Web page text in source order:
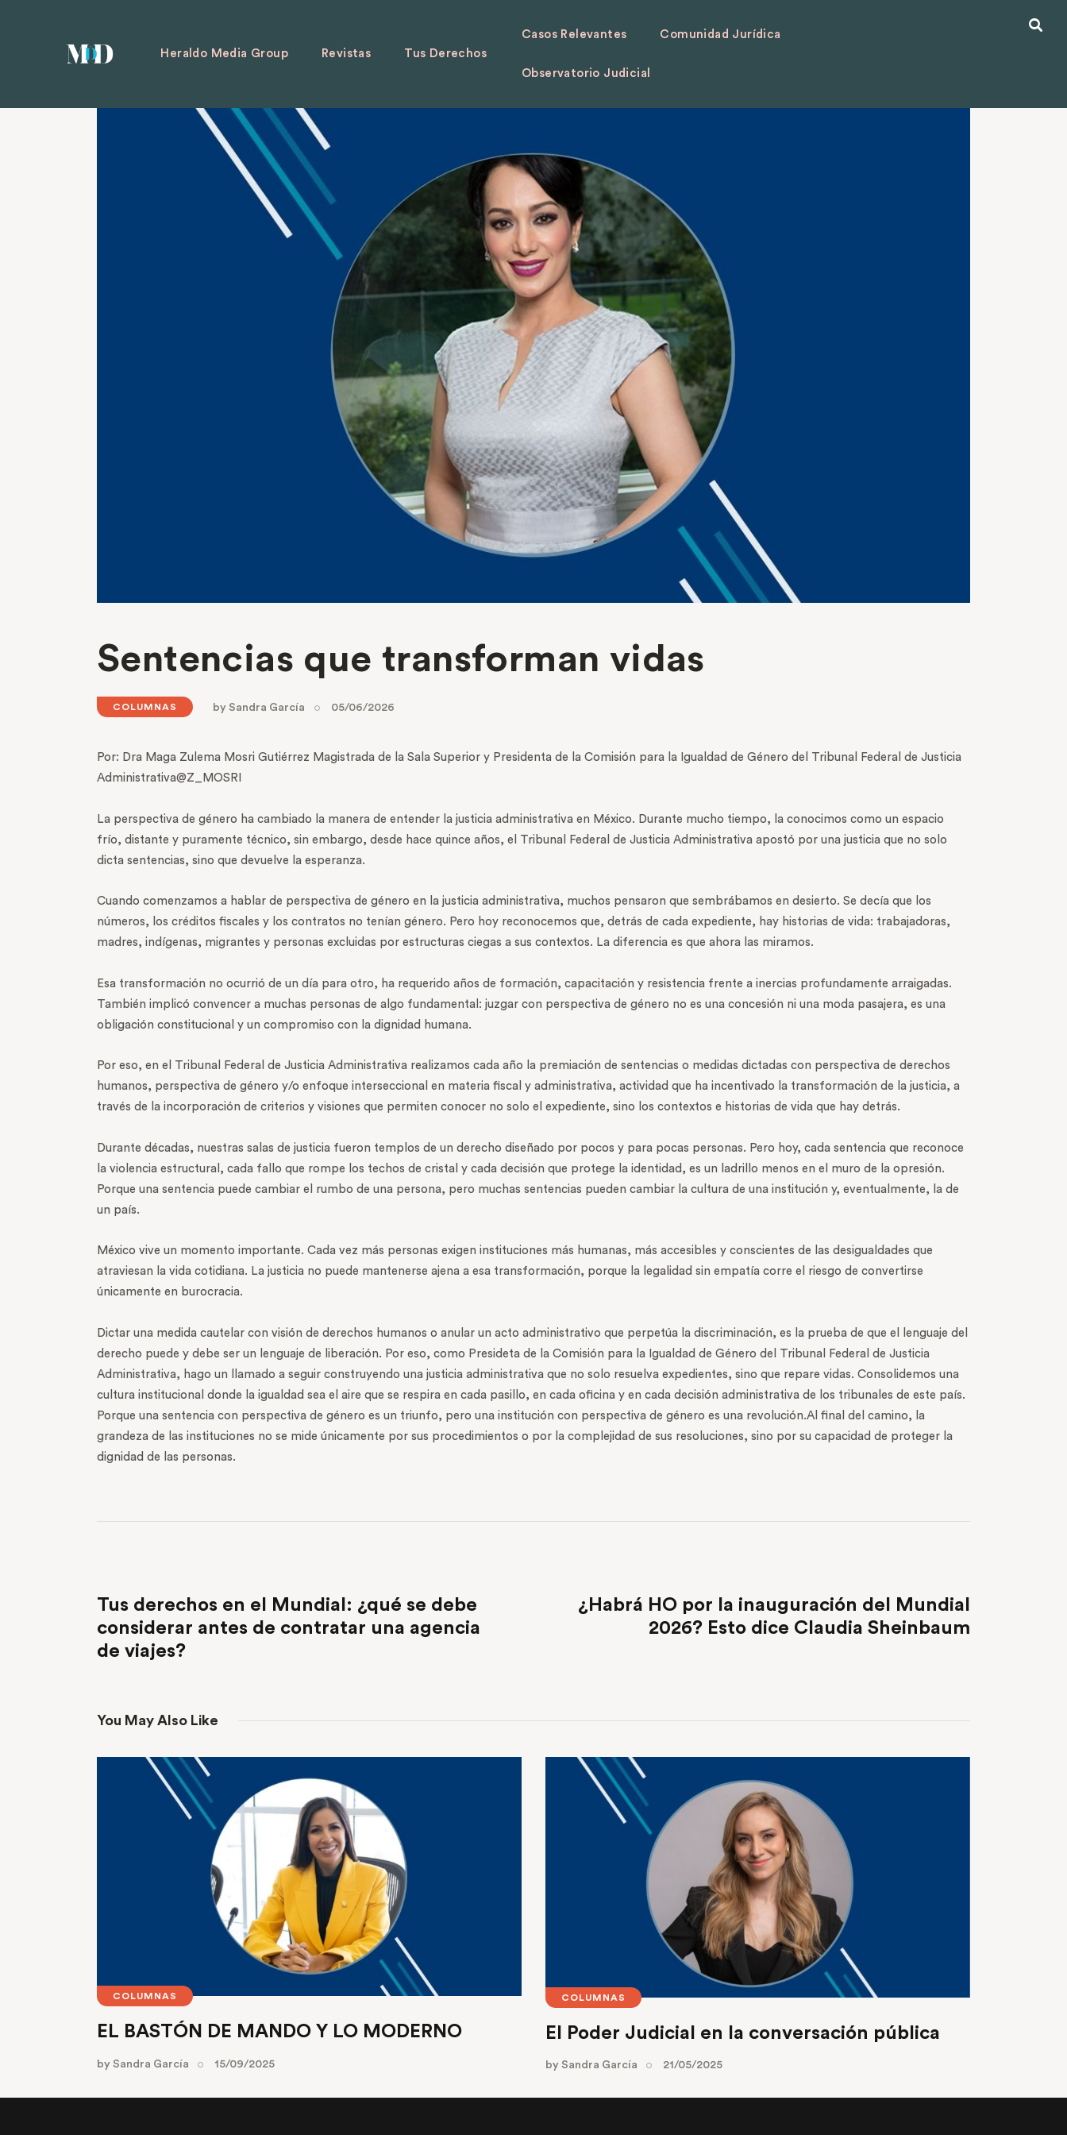
Heraldo Media Group Revistas Tus Derechos
Casos Relevantes Comunidad Jurídica
Observatorio Judicial
Sentencias que transforman vidas
COLUMNAS bySandra García 05/06/2026
Por: Dra Maga Zulema Mosri Gutiérrez Magistrada de la Sala Superior y Presidenta de la Comisión para la Igualdad de Género del Tribunal Federal de Justicia
Administrativa@Z_MOSRI
La perspectiva de género ha cambiado la manera de entender la justicia administrativa en México. Durante mucho tiempo, la conocimos como un espacio
frío, distante y puramente técnico, sin embargo, desde hace quince años, el Tribunal Federal de Justicia Administrativa apostó por una justicia que no solo
dicta sentencias, sino que devuelve la esperanza.
Cuando comenzamos a hablar de perspectiva de género en la justicia administrativa, muchos pensaron que sembrábamos en desierto. Se decía que los
números, los créditos fiscales y los contratos no tenían género. Pero hoy reconocemos que, detrás de cada expediente, hay historias de vida: trabajadoras,
madres, indígenas, migrantes y personas excluidas por estructuras ciegas a sus contextos. La diferencia es que ahora las miramos.
Esa transformación no ocurrió de un día para otro, ha requerido años de formación, capacitación y resistencia frente a inercias profundamente arraigadas.
También implicó convencer a muchas personas de algo fundamental: juzgar con perspectiva de género no es una concesión ni una moda pasajera, es una
obligación constitucional y un compromiso con la dignidad humana.
Por eso, en el Tribunal Federal de Justicia Administrativa realizamos cada año la premiación de sentencias o medidas dictadas con perspectiva de derechos
humanos, perspectiva de género y/o enfoque interseccional en materia fiscal y administrativa, actividad que ha incentivado la transformación de la justicia, a
través de la incorporación de criterios y visiones que permiten conocer no solo el expediente, sino los contextos e historias de vida que hay detrás.
Durante décadas, nuestras salas de justicia fueron templos de un derecho diseñado por pocos y para pocas personas. Pero hoy, cada sentencia que reconoce
la violencia estructural, cada fallo que rompe los techos de cristal y cada decisión que protege la identidad, es un ladrillo menos en el muro de la opresión.
Porque una sentencia puede cambiar el rumbo de una persona, pero muchas sentencias pueden cambiar la cultura de una institución y, eventualmente, la de
un país.
México vive un momento importante. Cada vez más personas exigen instituciones más humanas, más accesibles y conscientes de las desigualdades que
atraviesan la vida cotidiana. La justicia no puede mantenerse ajena a esa transformación, porque la legalidad sin empatía corre el riesgo de convertirse
únicamente en burocracia.
Dictar una medida cautelar con visión de derechos humanos o anular un acto administrativo que perpetúa la discriminación, es la prueba de que el lenguaje del
derecho puede y debe ser un lenguaje de liberación. Por eso, como Presideta de la Comisión para la Igualdad de Género del Tribunal Federal de Justicia
Administrativa, hago un llamado a seguir construyendo una justicia administrativa que no solo resuelva expedientes, sino que repare vidas. Consolidemos una
cultura institucional donde la igualdad sea el aire que se respira en cada pasillo, en cada oficina y en cada decisión administrativa de los tribunales de este país.
Porque una sentencia con perspectiva de género es un triunfo, pero una institución con perspectiva de género es una revolución.Al final del camino, la
grandeza de las instituciones no se mide únicamente por sus procedimientos o por la complejidad de sus resoluciones, sino por su capacidad de proteger la
dignidad de las personas.
Tus derechos en el Mundial: ¿qué se debe
considerar antes de contratar una agencia
de viajes?
¿Habrá HO por la inauguración del Mundial
2026? Esto dice Claudia Sheinbaum
You May Also Like
COLUMNAS
EL BASTÓN DE MANDO Y LO MODERNO
by Sandra García 15/09/2025
COLUMNAS
El Poder Judicial en la conversación pública
by Sandra García 21/05/2025